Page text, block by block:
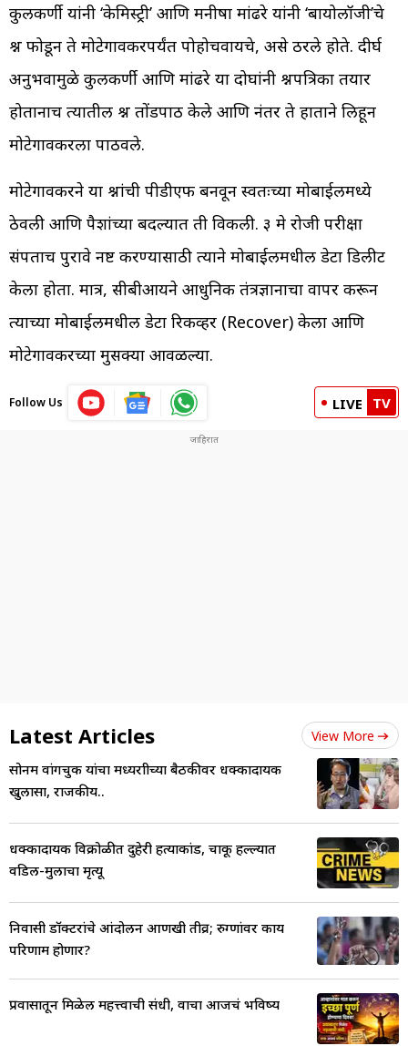
कुलकर्णी यांनी ‘केमिस्ट्री’ आणि मनीषा मांढरे यांनी ‘बायोलॉजी’चे
प्रश्न फोडून ते मोटेगावकरपर्यंत पोहोचवायचे, असे ठरले होते. प्रदीर्घ
अनुभवामुळे कुलकर्णी आणि मांढरे या दोघांनी प्रश्नपत्रिका तयार
होतानाच त्यातील प्रश्न तोंडपाठ केले आणि नंतर ते हाताने लिहून
मोटेगावकरला पाठवले.
मोटेगावकरने या प्रश्नांची पीडीएफ बनवून स्वतःच्या मोबाईलमध्ये
ठेवली आणि पैशांच्या बदल्यात ती विकली. ३ मे रोजी परीक्षा
संपताच पुरावे नष्ट करण्यासाठी त्याने मोबाईलमधील डेटा डिलीट
केला होता. मात्र, सीबीआयने आधुनिक तंत्रज्ञानाचा वापर करून
त्याच्या मोबाईलमधील डेटा रिकव्हर (Recover) केला आणि
मोटेगावकरच्या मुसक्या आवळल्या.
Follow Us LIVE TV
Latest Articles View More
सोनम वांगचुक यांचा मध्यरात्रीच्या बैठकीवर धक्कादायक
खुलासा, राजकीय..
धक्कादायक विक्रोळीत दुहेरी हत्याकांड, चाकू हल्ल्यात
वडिल-मुलाचा मृत्यू
निवासी डॉक्टरांचे आंदोलन आणखी तीव्र; रुग्णांवर काय
परिणाम होणार?
प्रवासातून मिळेल महत्त्वाची संधी, वाचा आजचं भविष्य